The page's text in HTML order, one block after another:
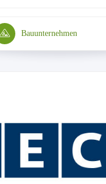
Bauunternehmen